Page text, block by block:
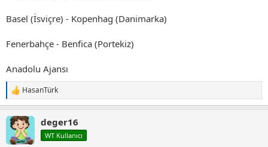
Basel (İsviçre) - Kopenhag (Danimarka)
Fenerbahçe - Benfica (Portekiz)
Anadolu Ajansı
T
e
k
i
l
HasanTürk
deger16
WT Kullanıcı